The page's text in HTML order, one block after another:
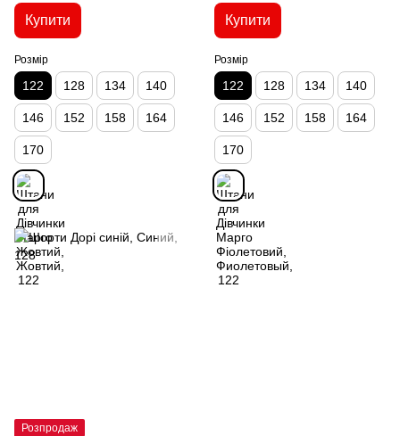
Купити
Розмір
122 128 134 140
146 152 158 164
170
Купити
Розмір
122 128 134 140
146 152 158 164
170
Розпродаж